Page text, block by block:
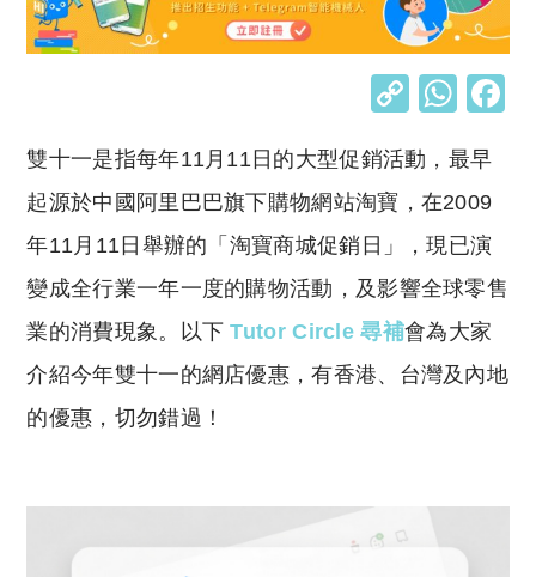
C
p
y
Li
n
k
W
at
s
A
p
p
雙十一是指每年11月11日的大型促銷活動，最早
起源於中國阿里巴巴旗下購物網站淘寶，在2009
年11月11日舉辦的「淘寶商城促銷日」，現已演
變成全行業一年一度的購物活動，及影響全球零售
業的消費現象。以下Tutor Circle 尋補會為大家
介紹今年雙十一的網店優惠，有香港、台灣及內地
的優惠，切勿錯過！